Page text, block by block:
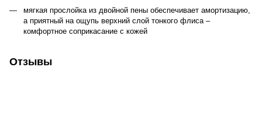
мягкая прослойка из двойной пены обеспечивает амортизацию,
а приятный на ощупь верхний слой тонкого флиса –
комфортное соприкасание с кожей
Отзывы